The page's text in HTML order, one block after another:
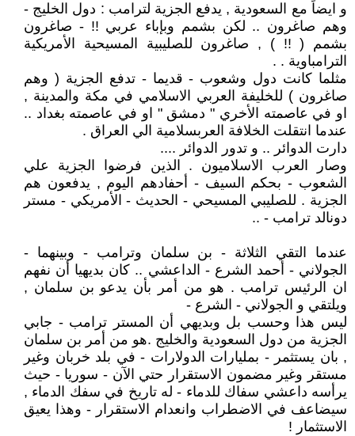
و ايضاً مع السعودية , يدفع الجزية لترامب : دول الخليج -
وهم صاغرون .. لكن بشمم وبإباء عربي !! - صاغرون
بشمم ( !! ) , صاغرون للصليبية المسيحية الأمريكية
الترامباوية . .
مثلما كانت دول وشعوب - قديما - تدفع الجزية ( وهم
صاغرون ) للخليفة العربي الاسلامي في مكة والمدينة ,
او في عاصمته الأخري " دمشق " او في عاصمته بغداد ..
عندما انتقلت الخلافة العربسلامية الي العراق .
دارت الدوائر .. و تدور الدوائر ....
وصار العرب الاسلاميون . الذين فرضوا الجزية علي
الشعوب - بحكم السيف - أحفادهم اليوم , يدفعون هم
الجزية . للصليبي المسيحي - الحديث - الأمريكي - مستر
دونالد ترامب - ..
عندما التقي الثلاثة - بن سلمان وترامب - وبينهما -
الجولاني - أحمد الشرع - الداعشي .. كان بديهيا أن نفهم
ان الرئيس ترامب . هو من أمر بأن يدعو بن سلمان ,
ويلتقي و الجولاني - الشرع -
ليس هذا وحسب بل وبديهي أن المستر ترامب - جابي
الجزية من دول السعودية والخليج .هو من أمر بن سلمان
, بان يستثمر - بمليارات الدولارات - في بلد خربان وغير
مستقر وغير مضمون الاستقرار حتي الآن - سوريا - حيث
يرأسه داعشي سفاك للدماء - له تاريخ في سفك الدماء ,
سيضاعف في الاضطراب وانعدام الاستقرار - وهذا يعيق
الاستثمار !